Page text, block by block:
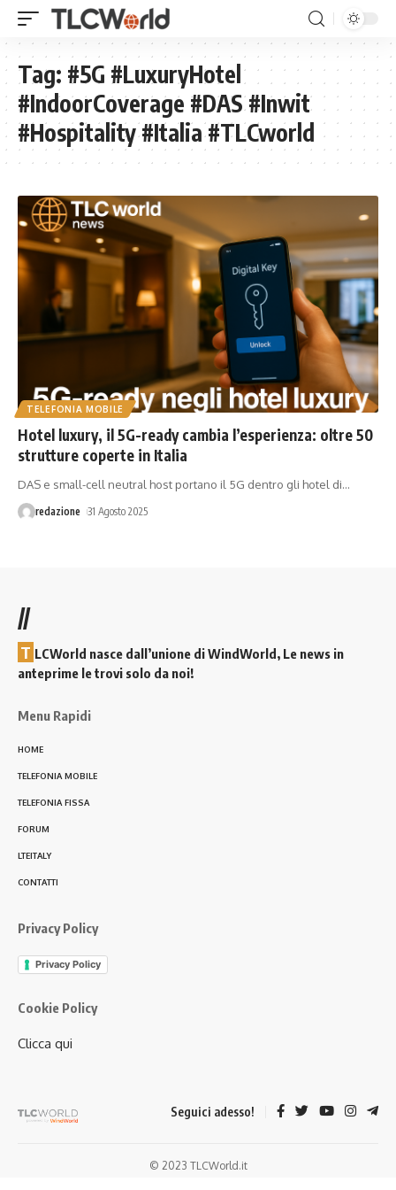
Tag: #5G #LuxuryHotel
#IndoorCoverage #DAS #Inwit
#Hospitality #Italia #TLCworld
TELEFONIA MOBILE
Hotel luxury, il 5G-ready cambia l’esperienza: oltre 50
strutture coperte in Italia
DAS e small-cell neutral host portano il 5G dentro gli hotel di…
redazione 31 Agosto 2025
//
T LCWorld nasce dall’unione di WindWorld, Le news in
anteprime le trovi solo da noi!
Menu Rapidi
HOME
TELEFONIA MOBILE
TELEFONIA FISSA
FORUM
LTEITALY
CONTATTI
Privacy Policy
Privacy Policy
Cookie Policy
Clicca qui
Seguici adesso!
© 2023 TLCWorld.it